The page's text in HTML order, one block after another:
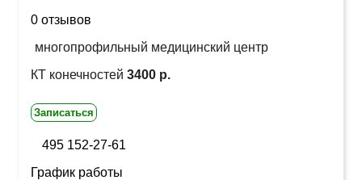
0 отзывов
многопрофильный медицинский центр
КТ конечностей 3400 р.
Записаться
495 152-27-61
График работы